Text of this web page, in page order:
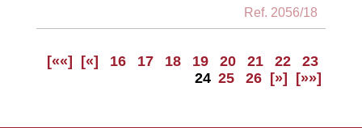
Ref. 2056/18
[««] [«] 16 17 18 19 20 21 22
23
24 25 26 [»] [»»]